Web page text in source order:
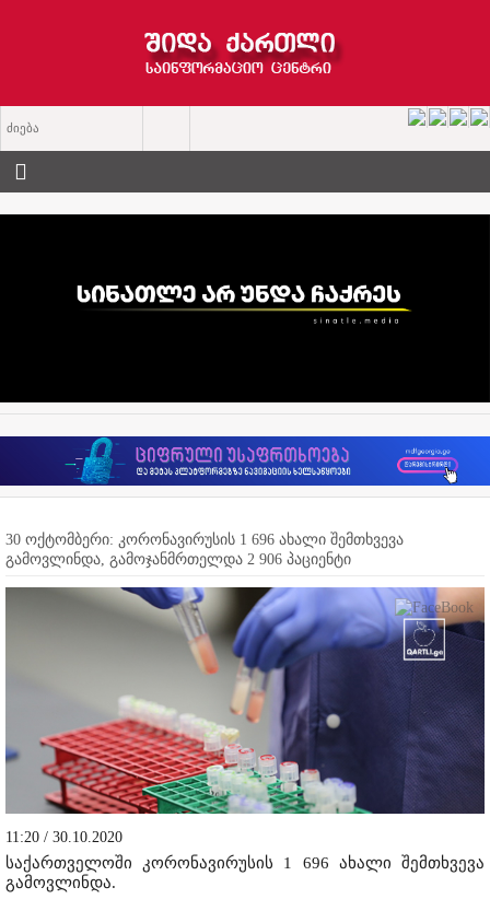
30 ოქტომბერი: კორონავირუსის 1 696 ახალი შემთხვევა
გამოვლინდა, გამოჯანმრთელდა 2 906 პაციენტი
11:20 / 30.10.2020
საქართველოში კორონავირუსის 1 696 ახალი შემთხვევა
გამოვლინდა.